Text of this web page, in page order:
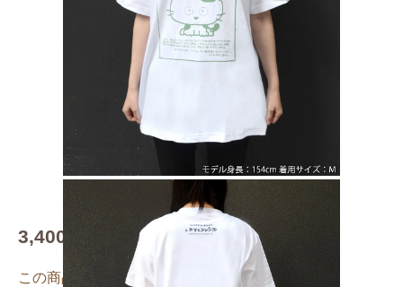
3,400円(税込3,740円)
この商品のキーワード